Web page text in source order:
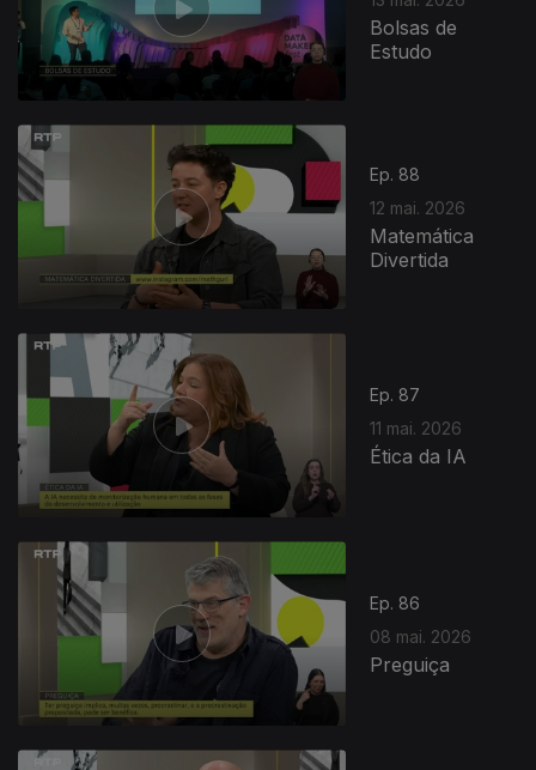
Bolsas de
Estudo
Ep. 88
12 mai. 2026
Matemática
Divertida
Ep. 87
11 mai. 2026
Ética da IA
Ep. 86
08 mai. 2026
Preguiça
927546